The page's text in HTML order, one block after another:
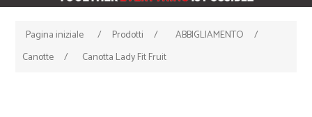
Pagina iniziale / Prodotti / ABBIGLIAMENTO
/
Canotte
/ Canotta Lady Fit Fruit